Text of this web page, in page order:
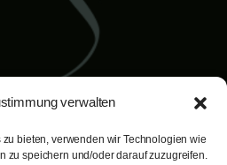
verwalten
bieten, verwenden wir Technologien wie
zu speichern und/oder darauf zuzugreifen.
Bernd Schuster